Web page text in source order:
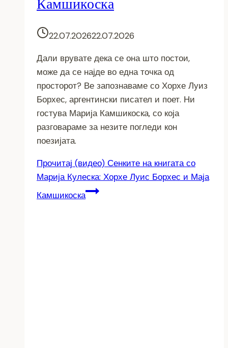
22.07.202622.07.2026
Дали врувате дека се она што постои,
може да се најде во една точка од
просторот? Ве запознаваме со Хорхе Луиз
Борхес, аргентински писател и поет. Ни
гостува Марија Камшикоска, со која
разговараме за незите погледи кон
поезијата.
Прочитај (видео) Сенките на книгата со
Марија Кулеска: Хорхе Луис Борхес и Маја
Камшикоска